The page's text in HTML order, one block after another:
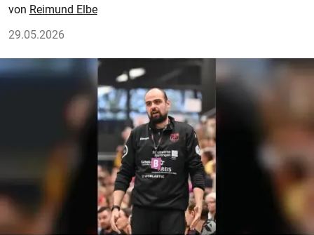
Reimund Elbe
29.05.2026